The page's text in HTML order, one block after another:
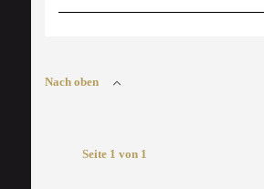
Nach oben
Seite 1 von 1